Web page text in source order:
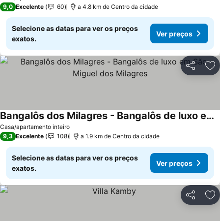
9,0 Excelente 60 a 4.8 km de Centro da cidade
Selecione as datas para ver os preços
exatos.
Ver preços
Partilhar
Casa/apartamento inteiro
Bangalôs dos Milagres - Bangalôs de luxo em São Miguel dos Milagres
Ver preços
9,3 Excelente 108 a 1.9 km de Centro da cidade
Selecione as datas para ver os preços
exatos.
Ver preços
Partilhar